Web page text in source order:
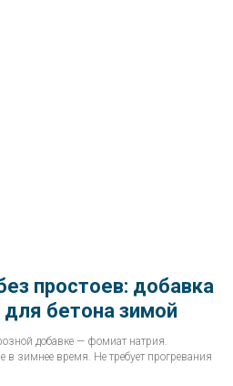
простоев: добавка
бетона зимой
добавке — фомиат натрия.
в зимнее время. Не требует прогревания